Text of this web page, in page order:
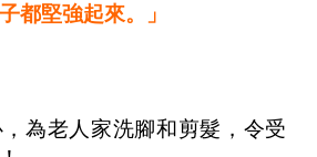
都堅強起來。」
為老人家洗腳和剪髮，令受